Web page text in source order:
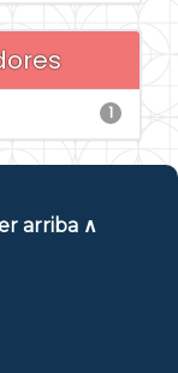
1
arriba ∧